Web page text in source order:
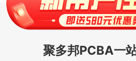
聚多邦PCBA一